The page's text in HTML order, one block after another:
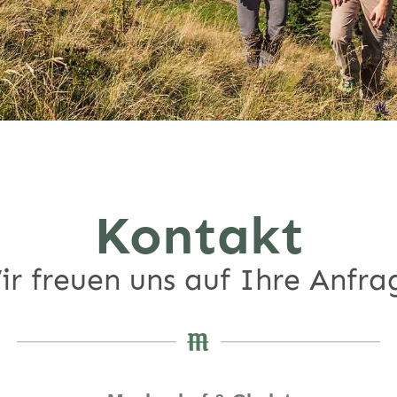
Kontakt
freuen uns auf Ihre